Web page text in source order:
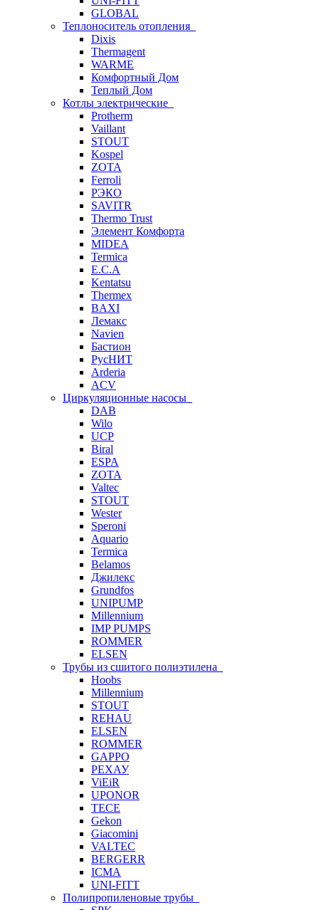
GLOBAL
Теплоноситель отопления
Dixis
Thermagent
WARME
Комфортный Дом
Теплый Дом
Котлы электрические
Protherm
Vaillant
STOUT
Kospel
ZOTA
Ferroli
РЭКО
SAVITR
Thermo Trust
Элемент Комфорта
MIDEA
Termica
E.C.A
Kentatsu
Thermex
BAXI
Лемакс
Navien
Бастион
РусНИТ
Arderia
ACV
Циркуляционные насосы
DAB
Wilo
UCP
Biral
ESPA
ZOTA
Valtec
STOUT
Wester
Speroni
Aquario
Termica
Belamos
Джилекс
Grundfos
UNIPUMP
Millennium
IMP PUMPS
ROMMER
ELSEN
Трубы из сшитого полиэтилена
Hoobs
Millennium
STOUT
REHAU
ELSEN
ROMMER
GAPPO
РЕХАУ
ViEiR
UPONOR
TECE
Gekon
Giacomini
VALTEC
BERGERR
ICMA
UNI-FITT
Полипропиленовые трубы